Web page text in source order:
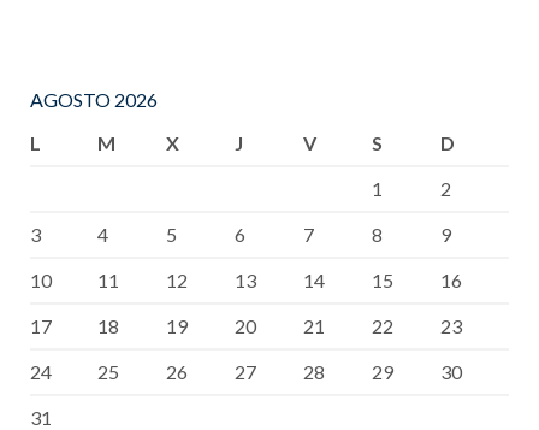
AGOSTO 2026
L
M X J V S
D
1
2
3
4 5 6 7 8
9
10
11 12 13 14 15
16
17
18 19 20 21 22
23
24
25 26 27 28 29
30
31